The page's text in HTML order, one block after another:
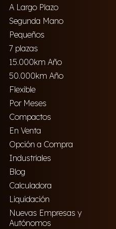
A Largo Plazo
Segunda Mano
Pequeños
7 plazas
15.000km Año
50.000km Año
Flexible
Por Meses
Compactos
En Venta
Opción a Compra
Industriales
Blog
Calculadora
Liquidación
Nuevas Empresas y
Autónomos